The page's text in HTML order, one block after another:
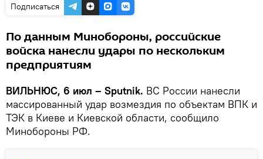
Подписаться
По данным Минобороны, российские
войска нанесли удары по нескольким
предприятиям
ВИЛЬНЮС, 6 июл – Sputnik. ВС России нанесли
массированный удар возмездия по объектам ВПК и
ТЭК в Киеве и Киевской области, сообщило
Минобороны РФ.